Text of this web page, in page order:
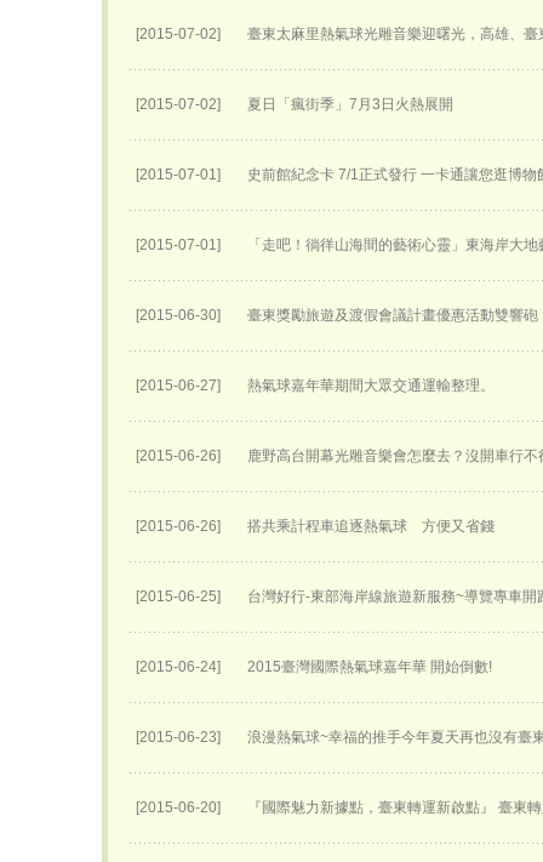
[2015-07-02] 臺東太麻里熱氣球光雕音樂迎曙光，高雄、
[2015-07-02] 夏日「瘋街季」7月3日火熱展開
[2015-07-01] 史前館紀念卡 7/1正式發行 一卡通讓您逛博物
[2015-07-01] 「走吧！徜徉山海間的藝術心靈」東海岸大
[2015-06-30] 臺東獎勵旅遊及渡假會議計畫優惠活動雙響砲
[2015-06-27] 熱氣球嘉年華期間大眾交通運輸整理。
[2015-06-26] 鹿野高台開幕光雕音樂會怎麼去？沒開車行不
[2015-06-26] 搭共乘計程車追逐熱氣球 方便又省錢
[2015-06-25] 台灣好行-東部海岸線旅遊新服務~導覽專車開
[2015-06-24] 2015臺灣國際熱氣球嘉年華 開始倒數!
[2015-06-23] 浪漫熱氣球~幸福的推手今年夏天再也沒有臺
[2015-06-20] 『國際魅力新據點，臺東轉運新啟點』 臺東轉